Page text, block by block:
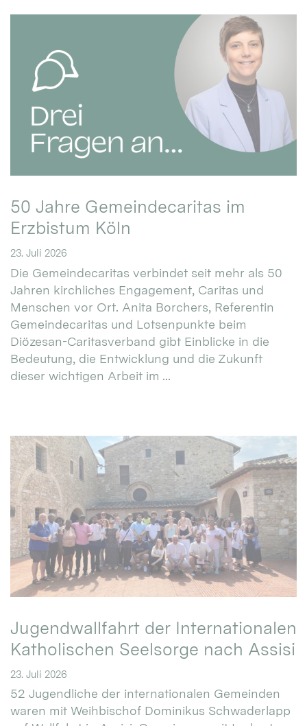
50 Jahre Gemeindecaritas im
Erzbistum Köln
23. Juli 2026
Die Gemeindecaritas verbindet seit mehr als 50
Jahren kirchliches Engagement, Caritas und
Menschen vor Ort. Anita Borchers, Referentin
Gemeindecaritas und Lotsenpunkte beim
Diözesan-Caritasverband gibt Einblicke in die
Bedeutung, die Entwicklung und die Zukunft
dieser wichtigen Arbeit im ...
Jugendwallfahrt der Internationalen
Katholischen Seelsorge nach Assisi
23. Juli 2026
52 Jugendliche der internationalen Gemeinden
waren mit Weihbischof Dominikus Schwaderlapp